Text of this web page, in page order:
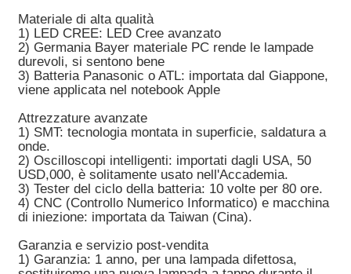
Materiale di alta qualità
1) LED CREE: LED Cree avanzato
2) Germania Bayer materiale PC rende le lampade
durevoli, si sentono bene
3) Batteria Panasonic o ATL: importata dal Giappone,
viene applicata nel notebook Apple
Attrezzature avanzate
1) SMT: tecnologia montata in superficie, saldatura a
onde.
2) Oscilloscopi intelligenti: importati dagli USA, 50
USD,000, è solitamente usato nell'Accademia.
3) Tester del ciclo della batteria: 10 volte per 80 ore.
4) CNC (Controllo Numerico Informatico) e macchina
di iniezione: importata da Taiwan (Cina).
Garanzia e servizio post-vendita
1) Garanzia: 1 anno, per una lampada difettosa,